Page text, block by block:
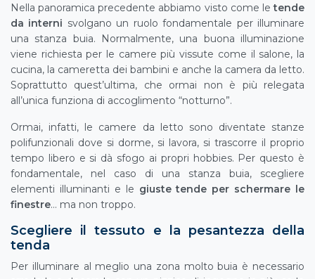
Nella panoramica precedente abbiamo visto come letende
da interni svolgano un ruolo fondamentale per illuminare
una stanza buia. Normalmente, una buona illuminazione
viene richiesta per le camere più vissute come il salone, la
cucina, la cameretta dei bambini e anche la camera da letto.
Soprattutto quest’ultima, che ormai non è più relegata
all’unica funziona di accoglimento “notturno”.
Ormai, infatti, le camere da letto sono diventate stanze
polifunzionali dove si dorme, si lavora, si trascorre il proprio
tempo libero e si dà sfogo ai propri hobbies. Per questo è
fondamentale, nel caso di una stanza buia, scegliere
elementi illuminanti e le giuste tende per schermare le
finestre… ma non troppo.
Scegliere il tessuto e la pesantezza della
tenda
Per illuminare al meglio una zona molto buia è necessario